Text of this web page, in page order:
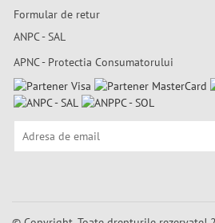
Formular de retur
ANPC - SAL
APNC - Protectia Consumatorului